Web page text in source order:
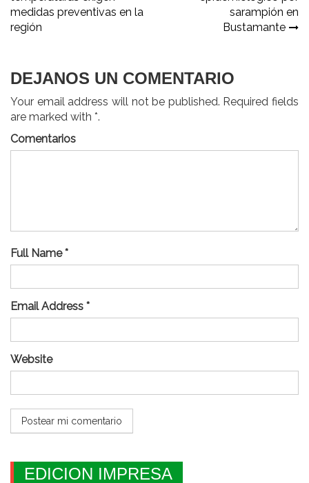
de
entradas
medidas preventivas en la
región
sarampión en
Bustamante
DEJANOS UN COMENTARIO
Your email address will not be published. Required fields
are marked with *.
Comentarios
Full Name *
Email Address *
Website
EDICION IMPRESA